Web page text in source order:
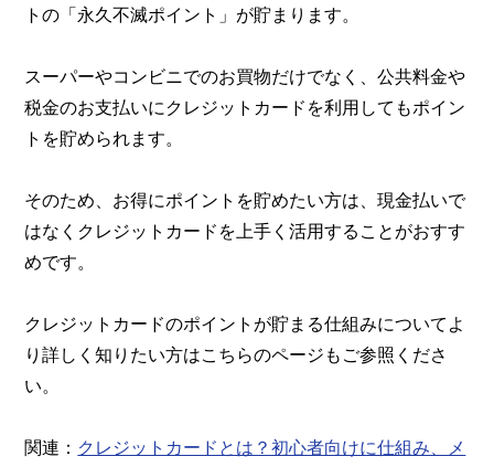
トの「永久不滅ポイント」が貯まります。
スーパーやコンビニでのお買物だけでなく、公共料金や
税金のお支払いにクレジットカードを利用してもポイン
トを貯められます。
そのため、お得にポイントを貯めたい方は、現金払いで
はなくクレジットカードを上手く活用することがおすす
めです。
クレジットカードのポイントが貯まる仕組みについてよ
り詳しく知りたい方はこちらのページもご参照くださ
い。
関連： クレジットカードとは？初心者向けに仕組み、メ